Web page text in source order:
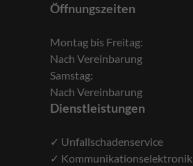
Öffnungszeiten
Montag bis Freitag:
Nach Vereinbarung
Samstag:
Nach Vereinbarung
Dienstleistungen
✓ Unfallschadenservice
✓ Kommunikationselektronik